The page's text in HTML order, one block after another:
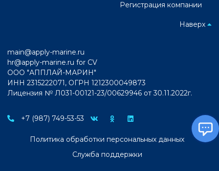
Регистрация компании
Наверх
main@apply-marine.ru
hr@apply-marine.ru for CV
ООО "АППЛАЙ-МАРИН"
ИНН 2315222071, ОГРН 1212300049873
Лицензия № Л031-00121-23/00629946 от 30.11.2022г.
+7 (987) 749-53-53
Политика обработки персональных данных
Служба поддержки